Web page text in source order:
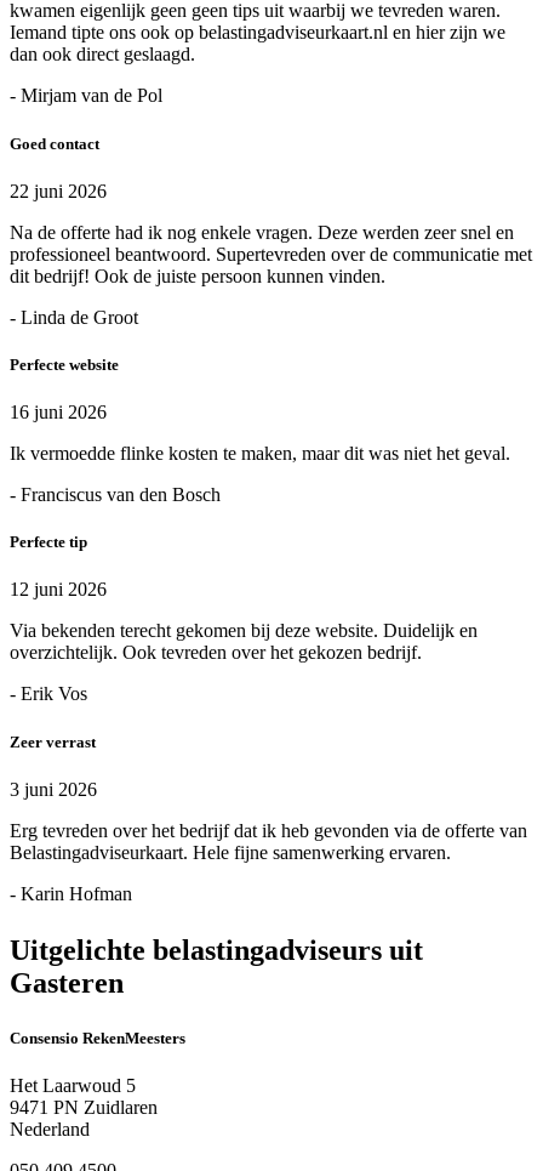
kwamen eigenlijk geen geen tips uit waarbij we tevreden waren.
Iemand tipte ons ook op belastingadviseurkaart.nl en hier zijn we
dan ook direct geslaagd.
- Mirjam van de Pol
Goed contact
22 juni 2026
Na de offerte had ik nog enkele vragen. Deze werden zeer snel en
professioneel beantwoord. Supertevreden over de communicatie met
dit bedrijf! Ook de juiste persoon kunnen vinden.
- Linda de Groot
Perfecte website
16 juni 2026
Ik vermoedde flinke kosten te maken, maar dit was niet het geval.
- Franciscus van den Bosch
Perfecte tip
12 juni 2026
Via bekenden terecht gekomen bij deze website. Duidelijk en
overzichtelijk. Ook tevreden over het gekozen bedrijf.
- Erik Vos
Zeer verrast
3 juni 2026
Erg tevreden over het bedrijf dat ik heb gevonden via de offerte van
Belastingadviseurkaart. Hele fijne samenwerking ervaren.
- Karin Hofman
Uitgelichte belastingadviseurs uit
Gasteren
Consensio RekenMeesters
Het Laarwoud 5
9471 PN Zuidlaren
Nederland